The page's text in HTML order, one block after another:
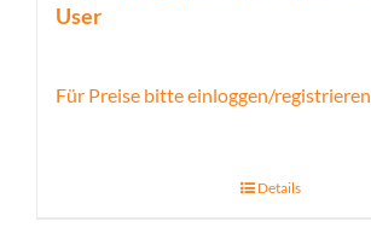
User
Für Preise bitte einloggen/registrieren
Details